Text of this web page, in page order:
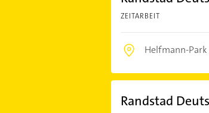
ZEITARBEIT
Helfmann-Park
Randstad